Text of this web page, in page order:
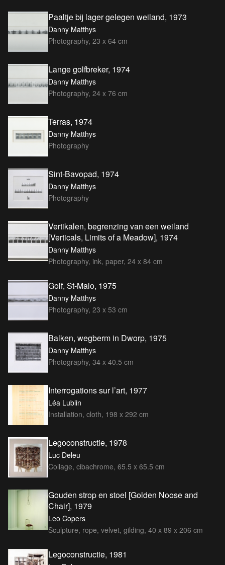
Paaltje bij lager gelegen weiland, 1973
Danny Matthys
Photography, 23 x 64 cm
Lange golfbreker, 1974
Danny Matthys
Photography, 24 x 76 cm
Terras, 1974
Danny Matthys
Photography
Sint-Bavopad, 1974
Danny Matthys
Photography
Vertikalen, begrenzing van een weiland
[Verticals, Limits of a Meadow], 1974
Danny Matthys
Photography, ink, paper, 24 x 84 cm
Golf, St-Malo, 1975
Danny Matthys
Photography, 23 x 53 cm
Balken, wegberm in Dworp, 1975
Danny Matthys
Photography, 34 x 40.5 cm
Interrogations sur l’art, 1977
Léa Lublin
Installation, cloth, 198 x 292 cm
Legoconstructie, 1978
Luc Deleu
Collage, cibachrome, 65.5 x 65.5 cm
Gouden strop en stoel [Golden Noose and
Chair], 1979
Leo Copers
Sculpture, rope, velvet, gilding, 40 x 89 x 206 cm
Legoconstructie, 1981